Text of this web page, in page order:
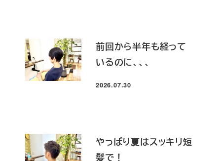
前回から半年も経って
いるのに、、、
投稿日
2026.07.30
やっぱり夏はスッキリ短
髪で！